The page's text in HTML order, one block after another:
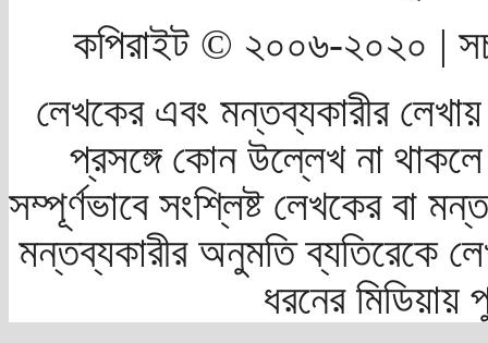
কপিরাইট © ২০০৬-২০২০ |
লেখকের এবং মন্তব্যকারীর
প্রসঙ্গে কোন উল্লেখ না
সম্পূর্ণভাবে সংশ্লিষ্ট লেখকের বা
মন্তব্যকারীর অনুমতি ব্যতিরেকে
ধরনের মিডিয়ায়